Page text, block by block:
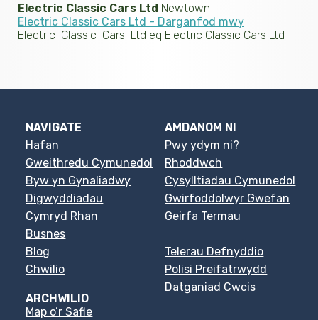
Electric Classic Cars Ltd Newtown
Electric Classic Cars Ltd - Darganfod mwy
Electric-Classic-Cars-Ltd eq Electric Classic Cars Ltd
NAVIGATE
Hafan
Gweithredu Cymunedol
Byw yn Gynaliadwy
Digwyddiadau
Cymryd Rhan
Busnes
Blog
Chwilio
ARCHWILIO
Map o’r Safle
AMDANOM NI
Pwy ydym ni?
Rhoddwch
Cysylltiadau Cymunedol
Gwirfoddolwyr Gwefan
Geirfa Termau
Telerau Defnyddio
Polisi Preifatrwydd
Datganiad Cwcis